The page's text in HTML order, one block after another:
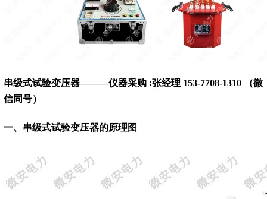
串级式试验变压器———仪器采购 :张经理 153-7708-1310 （微
信同号）
一、 串级式试验变压器的原理图